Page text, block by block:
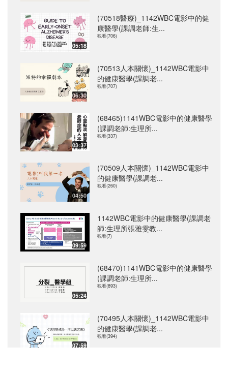
05:18
(70518醫療)_1142WBC電影中的健
康醫學(課調老師:生...
觀看(706)
06:30
(70513人本關懷)_1142WBC電影中
的健康醫學(課調老...
觀看(707)
03:37
(68465)1141WBC電影中的健康醫學
(課調老師:生理所...
觀看(337)
04:50
(70509人本關懷)_1142WBC電影中
的健康醫學(課調老...
觀看(260)
09:59
1142WBC電影中的健康醫學(課調老
師:生理所張雅雯教...
觀看(7)
05:24
(68470)1141WBC電影中的健康醫學
(課調老師:生理所...
觀看(893)
07:59
(70495人本關懷)_1142WBC電影中
的健康醫學(課調老...
觀看(394)